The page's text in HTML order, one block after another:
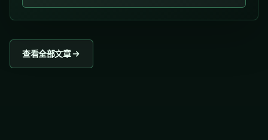
查看全部文章